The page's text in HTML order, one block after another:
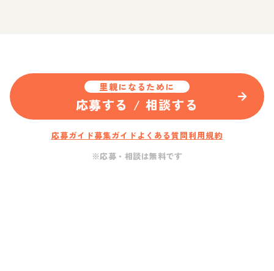
里親になるために
応募する / 相談する
応募ガイド募集ガイド よくある質問利用規約
※応募・相談は無料です